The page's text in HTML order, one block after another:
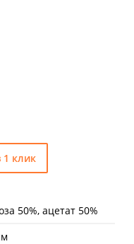
1 клик
50%, ацетат 50%